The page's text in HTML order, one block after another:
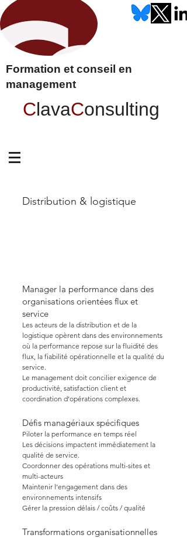
Formation et conseil en
management
ClavaConsulting
Distribution & logistique
Manager la performance dans des
organisations orientées flux et
service
Les acteurs de la distribution et de la
logistique opèrent dans des environnements
où la performance repose sur la fluidité des
flux, la fiabilité opérationnelle et la qualité du
service.
Le management doit concilier exigence de
productivité, satisfaction client et
coordination d’opérations complexes.
Défis managériaux spécifiques
Piloter la performance en temps réel
Les décisions impactent immédiatement la
qualité de service.
Coordonner des opérations multi-sites et
multi-acteurs
Maintenir l’engagement dans des
environnements intensifs
Gérer la pression délais / coûts / qualité
Transformations organisationnelles